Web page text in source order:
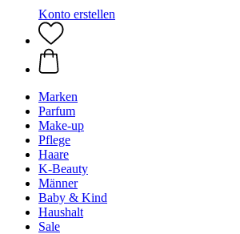
Konto erstellen
Marken
Parfum
Make-up
Pflege
Haare
K-Beauty
Männer
Baby & Kind
Haushalt
Sale